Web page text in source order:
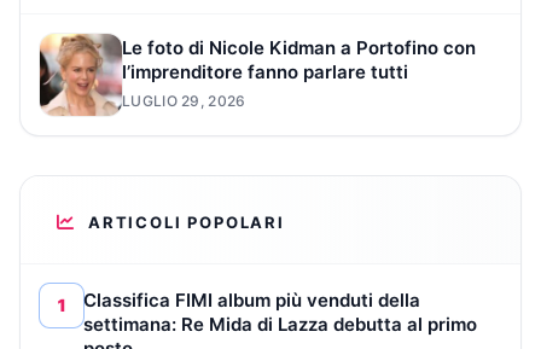
Le foto di Nicole Kidman a Portofino con
l’imprenditore fanno parlare tutti
LUGLIO 29, 2026
ARTICOLI POPOLARI
1
Classifica FIMI album più venduti della
settimana: Re Mida di Lazza debutta al primo